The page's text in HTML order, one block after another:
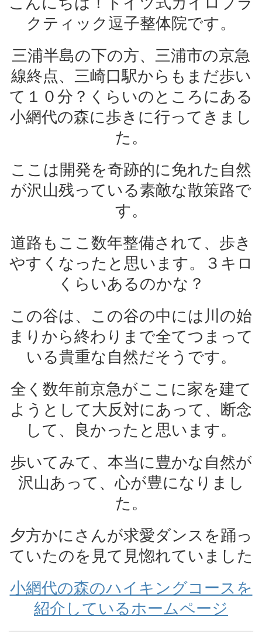
クティック逗子整体院です。
三浦半島の下の方、三浦市の京急
線終点、三崎口駅からもまだ歩い
て１０分？くらいのところにある
小網代の森に歩きに行ってきまし
た。
ここは開発を奇跡的に免れた自然
が沢山残っている素敵な散策路で
す。
道路もここ数年整備されて、歩き
やすくなったと思います。３キロ
くらいあるのかな？
この谷は、この谷の中には川の始
まりから終わりまで全てつまって
いる貴重な自然だそうです。
全く数年前京急がここに家を建て
ようとして大反対にあって、断念
して、良かったと思います。
歩いてみて、本当に豊かな自然が
沢山あって、心が豊になりまし
た。
夕方かにさんが求愛ダンスを踊っ
ていたのを見て見惚れていました
小網代の森のハイキングコースを
紹介しているホームページ